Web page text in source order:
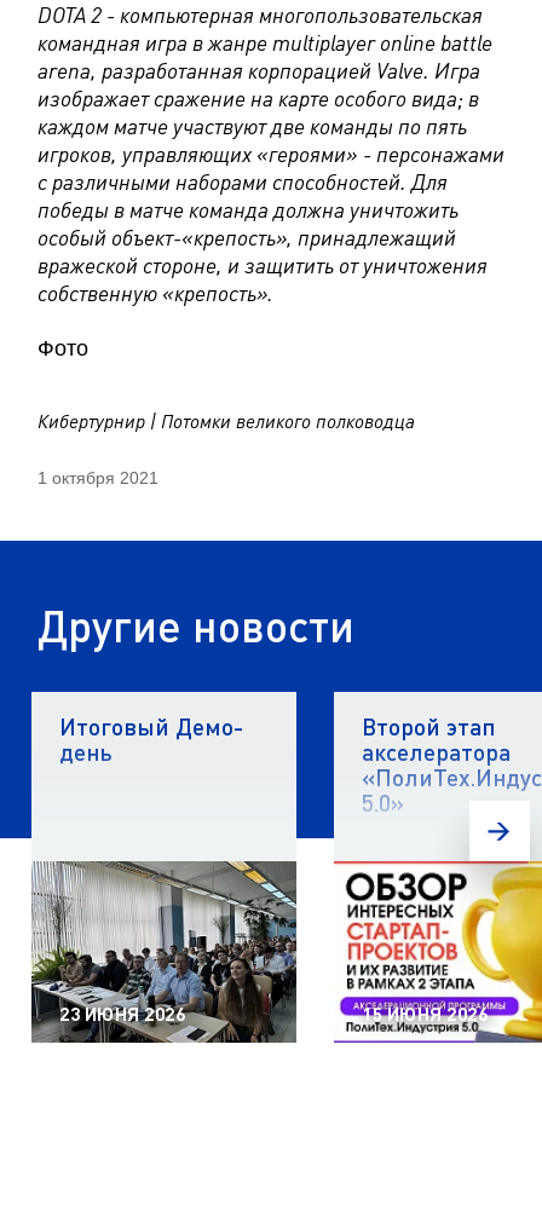
DOTA 2 - компьютерная многопользовательская
командная игра в жанре multiplayer online battle
arena, разработанная корпорацией Valve. Игра
изображает сражение на карте особого вида; в
каждом матче участвуют две команды по пять
игроков, управляющих «героями» - персонажами
с различными наборами способностей. Для
победы в матче команда должна уничтожить
особый объект-«крепость», принадлежащий
вражеской стороне, и защитить от уничтожения
собственную «крепость».
Фото
Кибертурнир | Потомки великого полководца
1 октября 2021
Другие новости
Итоговый Демо-
день
23 ИЮНЯ 2026
Второй этап
акселератора
5.0»
15 ИЮНЯ 2026